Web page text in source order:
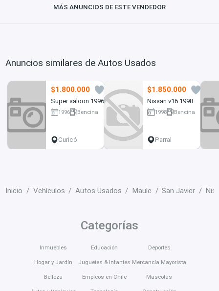
MÁS ANUNCIOS DE ESTE VENDEDOR
Anuncios similares de Autos Usados
$1.800.000
Super saloon 1996
1996
Bencina
Curicó
$1.850.000
Nissan v16 1998
1998
Bencina
Parral
Inicio Vehículos Autos Usados Maule San Javier
Categorías
Inmuebles
Hogar y Jardín
Belleza
Educación
Juguetes & Infantes
Empleos en Chile
Deportes
Mercancía Mayorista
Mascotas